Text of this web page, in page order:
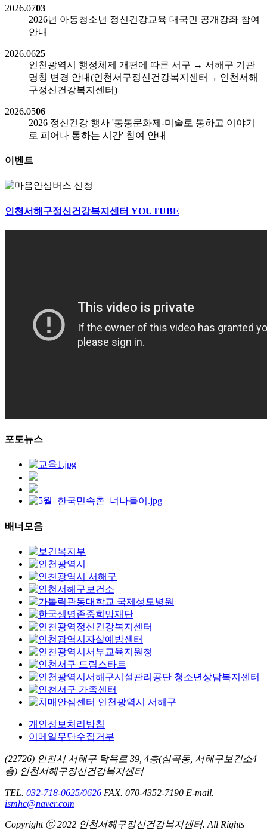
2026.0703
2026년 아동청소년 정신건강교육 대국민 공개강좌 참여
안내
2026.0625
인천광역시 행정체제 개편에 따른 서구 → 서해구 기관
명칭 변경 안내(인천서구정신건강복지센터→ 인천서해
구정신건강복지센터)
2026.0506
2026 정신건강 행사 '통통문화제-미술로 통하고 이야기
로 피어나 통하는 시간' 참여 안내
이벤트
인천서해구정신건강복지센터 YOUTUBE
포토뉴스
배너모음
개인정보처리방침
이메일무단수집거부
(22726) 인천시 서해구 탁옥로 39, 4층(심곡동, 서해구보건소4
층) 인천서해구정신건강복지센터
TEL. 032-718-0625/0626 FAX. 070-4352-7190 E-mail.
ismhc@naver.com
Copyright ⓒ 2022 인천서해구정신건강복지센터. All Rights